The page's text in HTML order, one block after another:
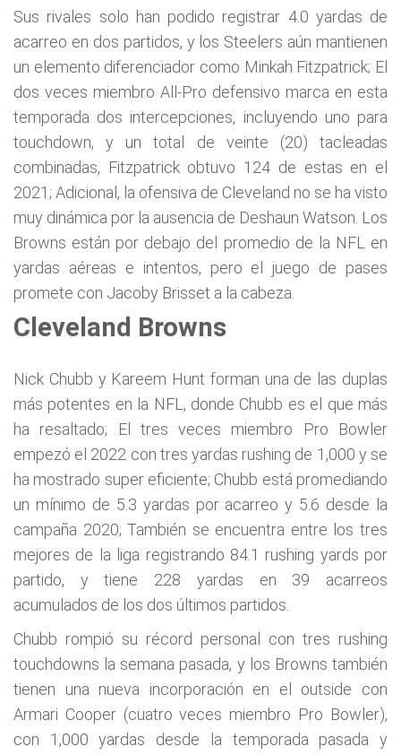
Sus rivales solo han podido registrar 4.0 yardas de
acarreo en dos partidos, y los Steelers aún mantienen
un elemento diferenciador como Minkah Fitzpatrick; El
dos veces miembro All-Pro defensivo marca en esta
temporada dos intercepciones, incluyendo uno para
touchdown, y un total de veinte (20) tacleadas
combinadas, Fitzpatrick obtuvo 124 de estas en el
2021; Adicional, la ofensiva de Cleveland no se ha visto
muy dinámica por la ausencia de Deshaun Watson. Los
Browns están por debajo del promedio de la NFL en
yardas aéreas e intentos, pero el juego de pases
promete con Jacoby Brisset a la cabeza.
Cleveland Browns
Nick Chubb y Kareem Hunt forman una de las duplas
más potentes en la NFL, donde Chubb es el que más
ha resaltado; El tres veces miembro Pro Bowler
empezó el 2022 con tres yardas rushing de 1,000 y se
ha mostrado super eficiente; Chubb está promediando
un mínimo de 5.3 yardas por acarreo y 5.6 desde la
campaña 2020; También se encuentra entre los tres
mejores de la liga registrando 84.1 rushing yards por
partido, y tiene 228 yardas en 39 acarreos
acumulados de los dos últimos partidos.
Chubb rompió su récord personal con tres rushing
touchdowns la semana pasada, y los Browns también
tienen una nueva incorporación en el outside con
Armari Cooper (cuatro veces miembro Pro Bowler),
con 1,000 yardas desde la temporada pasada y